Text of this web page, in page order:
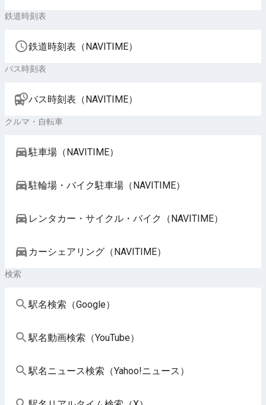
鉄道時刻表
鉄道時刻表（NAVITIME）
バス時刻表
バス時刻表（NAVITIME）
クルマ・自転車
駐車場（NAVITIME）
駐輪場・バイク駐車場（NAVITIME）
レンタカー・サイクル・バイク（NAVITIME）
カーシェアリング（NAVITIME）
検索
駅名検索（Google）
駅名動画検索（YouTube）
駅名ニュース検索（Yahoo!ニュース）